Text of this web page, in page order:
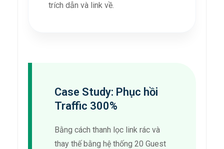
trích dẫn và link về.
Case Study: Phục hồi
Traffic 300%
Bằng cách thanh lọc link rác và
thay thế bằng hệ thống 20 Guest